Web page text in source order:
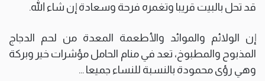
قد تحل بالبيت قريبا وتغمره فرحة وسعادة إن شاء الله.
إن الولائم والموائد والأطعمة المعدة من لحم الدجاج
المذبوح والمطبوخ، تعد في منام الحامل مؤشرات خير وبركة
وهي رؤى محمودة بالنسبة للنساء جميعا …